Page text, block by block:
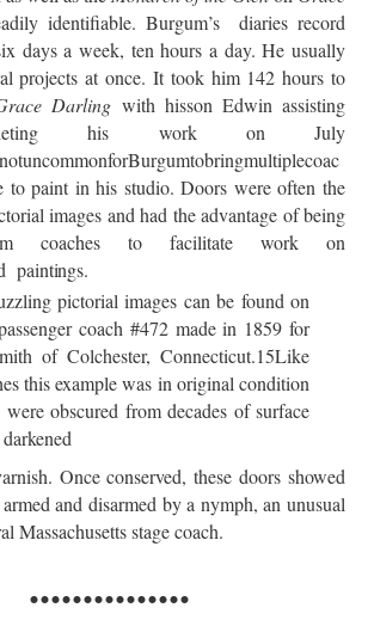
identifiable.Burgum’s diaries record
days a week, ten hours a day. He usually
projects at once. It took him 142 hours to
Darling with hisson Edwin assisting
his work on July
to paint in his studio. Doors were often the
images and had the advantage of being
coaches to facilitate work on
paintings.
pictorial images can be found on
coach #472 made in 1859 for
of Colchester, Connecticut.15Like
this example was in original condition
obscured from decades of surface
darkened
Once conserved, these doors showed
and disarmed by a nymph, an unusual
Massachusetts stage coach.
...............